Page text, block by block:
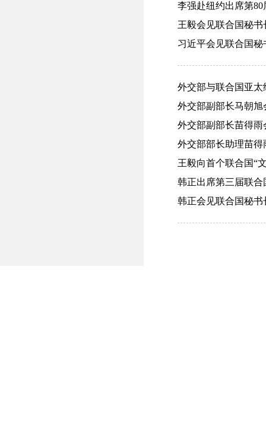
李强赴纽约出席第
王毅会见联合国秘书
习近平会见联合国秘
外交部与联合国亚太
外交部副部长马朝旭
外交部副部长苗得雨
外交部部长助理苗得
王毅向首个联合国“
韩正出席第三届联合
韩正会见联合国秘书